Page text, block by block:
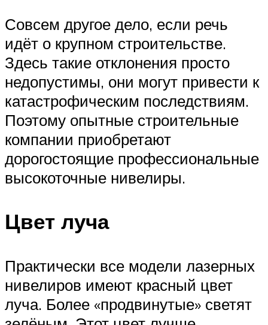
Совсем другое дело, если речь
идёт о крупном строительстве.
Здесь такие отклонения просто
недопустимы, они могут привести к
катастрофическим последствиям.
Поэтому опытные строительные
компании приобретают
дорогостоящие профессиональные
высокоточные нивелиры.
Цвет луча
Практически все модели лазерных
нивелиров имеют красный цвет
луча. Более «продвинутые» светят